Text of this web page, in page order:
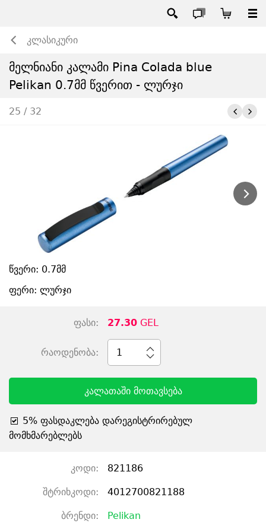
კლასიკური
მელნიანი კალამი Pina Colada blue
Pelikan 0.7მმ წვერით - ლურჯი
25 / 32
წვერი: 0.7მმ
ფერი: ლურჯი
ფასი: 27.30GEL
რაოდენობა: 1
კალათაში მოთავსება
5% ფასდაკლება დარეგისტრირებულ
მომხმარებლებს
კოდი: 821186
შტრიხკოდი: 4012700821188
ბრენდი: Pelikan